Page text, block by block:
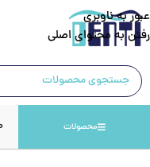
عبور به ناوبری
رفتن به محتوای اصلی
محصولات